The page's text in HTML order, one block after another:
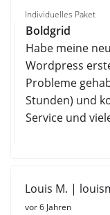
Individuelles Paket
Boldgrid
Habe meine
Wordpress
Probleme
Stunden) und
Service und
Louis M. |
vor 6 Jahren